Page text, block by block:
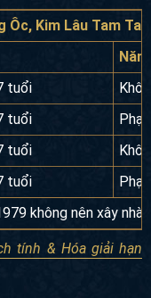
nhà hay không có
Ôc, Kim Lâu Tam
tuổi
tuổi
tuổi
tuổi
không nên xây